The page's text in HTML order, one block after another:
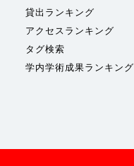
貸出ランキング
アクセスランキング
タグ検索
学内学術成果ランキング